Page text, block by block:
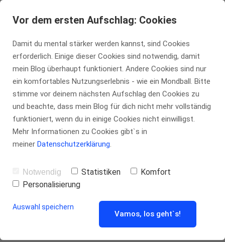
tennis-insider.de
Mentale Tipps
für Spieler mit
Köpfchen
Vor dem ersten Aufschlag: Cookies
Damit du mental stärker werden kannst, sind Cookies
erforderlich. Einige dieser Cookies sind notwendig, damit
mein Blog überhaupt funktioniert. Andere Cookies sind nur
ein komfortables Nutzungserlebnis - wie ein Mondball. Bitte
stimme vor deinem nächsten Aufschlag den Cookies zu
und beachte, dass mein Blog für dich nicht mehr vollständig
funktioniert, wenn du in einige Cookies nicht einwilligst.
Mehr Informationen zu Cookies gibt`s in
meiner Datenschutzerklärung.
Notwendig Statistiken
Komfort
Personalisierung
Auswahl speichern
Vamos, los geht`s!